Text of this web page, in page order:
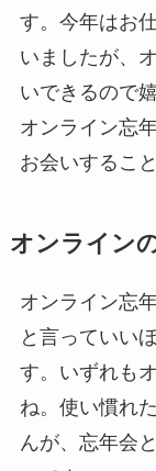
す。今年はお
いましたが、
いできるので
オンライン忘
お会いするこ
オンライン
オンライン忘
と言っていい
す。いずれも
ね。使い慣れ
んが、忘年会